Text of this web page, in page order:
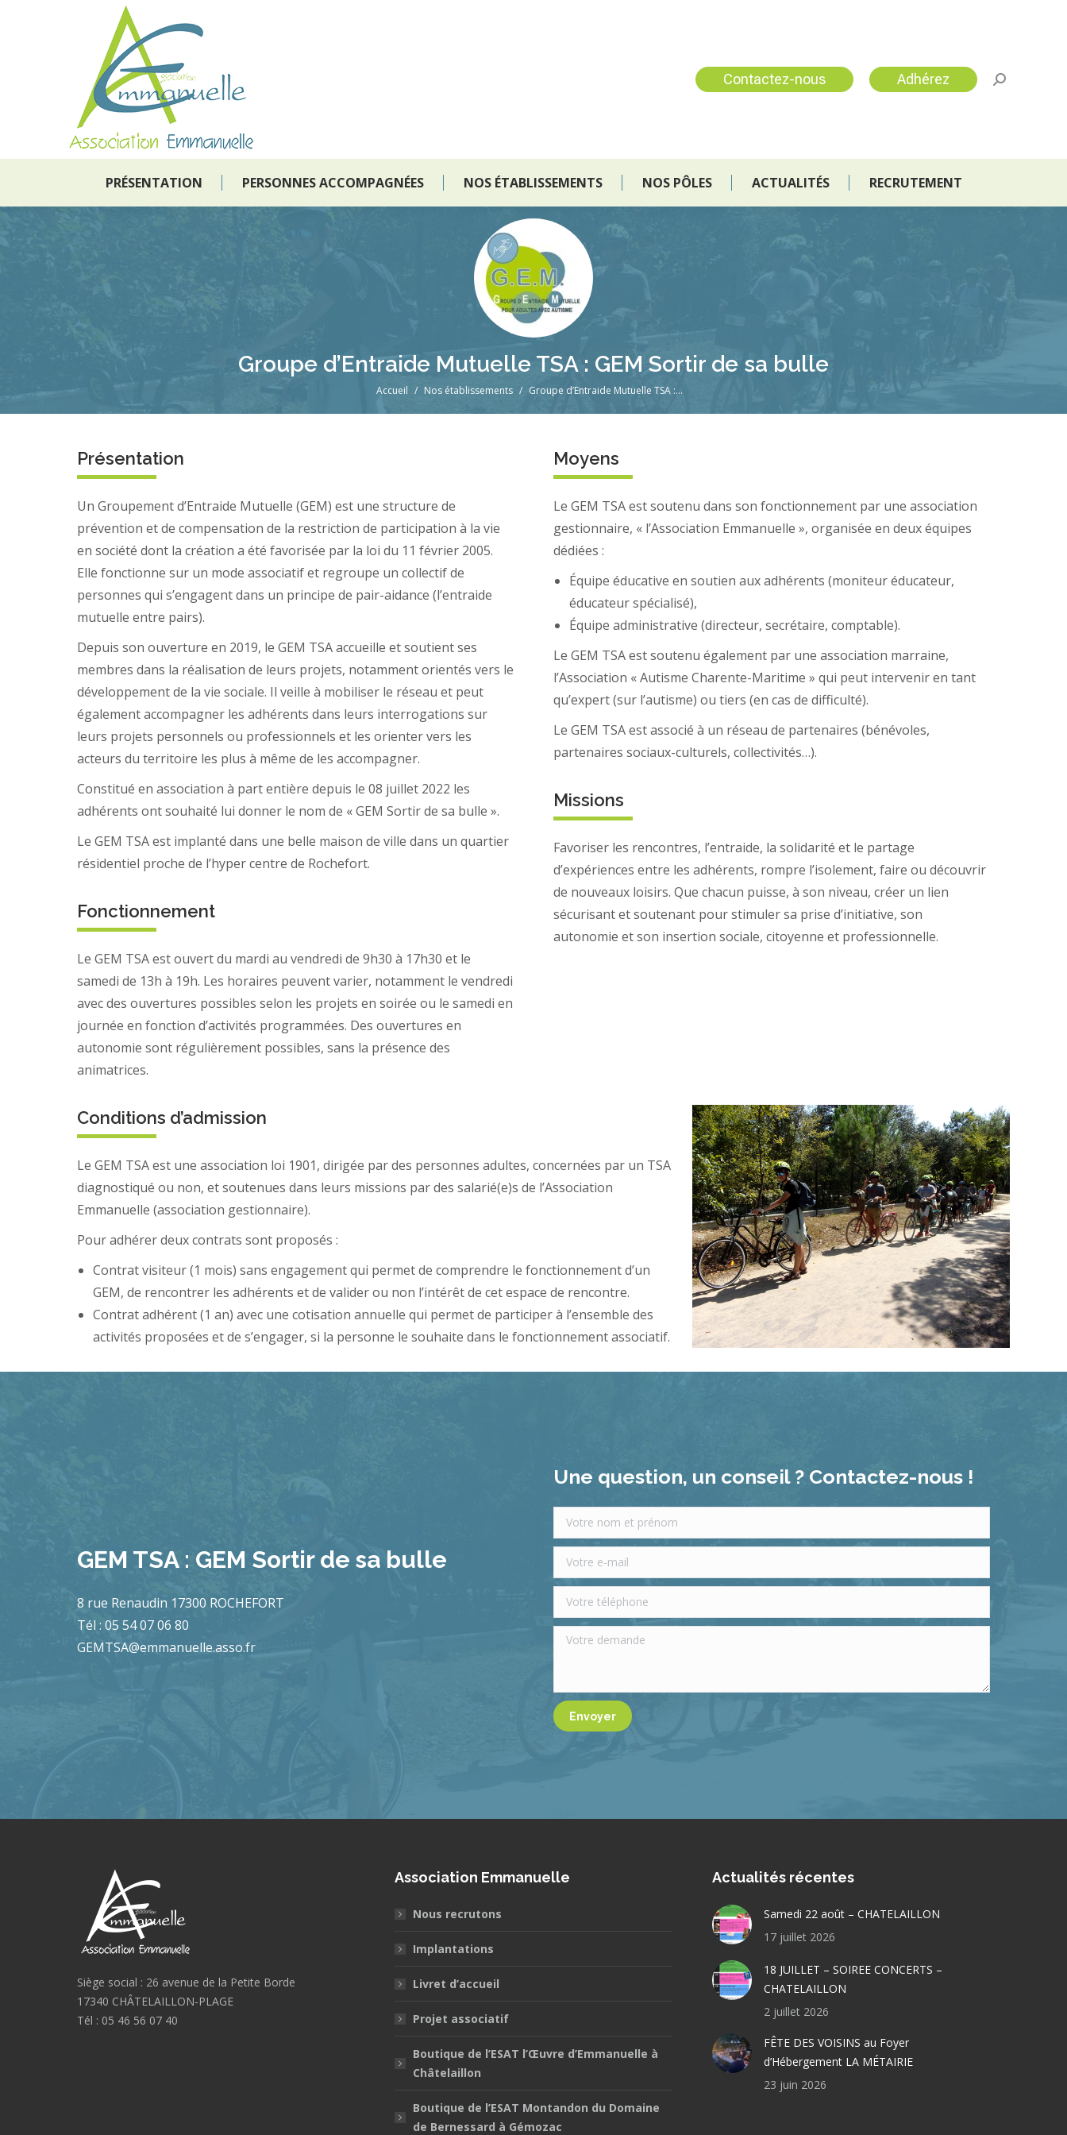
Contactez-nous Adhérez
PRÉSENTATION PERSONNES ACCOMPAGNÉES NOS ÉTABLISSEMENTS NOS PÔLES ACTUALITÉS RECRUTEMENT
Groupe d’Entraide Mutuelle TSA : GEM Sortir de sa bulle
Vous êtes ici :
Accueil Nos établissements Groupe d’Entraide Mutuelle TSA :…
Présentation
Un Groupement d’Entraide Mutuelle (GEM) est une structure de
prévention et de compensation de la restriction de participation à la vie
en société dont la création a été favorisée par la loi du 11 février 2005.
Elle fonctionne sur un mode associatif et regroupe un collectif de
personnes qui s’engagent dans un principe de pair-aidance (l’entraide
mutuelle entre pairs).
Depuis son ouverture en 2019, le GEM TSA accueille et soutient ses
membres dans la réalisation de leurs projets, notamment orientés vers le
développement de la vie sociale. Il veille à mobiliser le réseau et peut
également accompagner les adhérents dans leurs interrogations sur
leurs projets personnels ou professionnels et les orienter vers les
acteurs du territoire les plus à même de les accompagner.
Constitué en association à part entière depuis le 08 juillet 2022 les
adhérents ont souhaité lui donner le nom de « GEM Sortir de sa bulle ».
Le GEM TSA est implanté dans une belle maison de ville dans un quartier
résidentiel proche de l’hyper centre de Rochefort.
Fonctionnement
Le GEM TSA est ouvert du mardi au vendredi de 9h30 à 17h30 et le
samedi de 13h à 19h. Les horaires peuvent varier, notamment le vendredi
avec des ouvertures possibles selon les projets en soirée ou le samedi en
journée en fonction d’activités programmées. Des ouvertures en
autonomie sont régulièrement possibles, sans la présence des
animatrices.
Moyens
Le GEM TSA est soutenu dans son fonctionnement par une association
gestionnaire, « l’Association Emmanuelle », organisée en deux équipes
dédiées :
Équipe éducative en soutien aux adhérents (moniteur éducateur,
éducateur spécialisé),
Équipe administrative (directeur, secrétaire, comptable).
Le GEM TSA est soutenu également par une association marraine,
l’Association « Autisme Charente-Maritime » qui peut intervenir en tant
qu’expert (sur l’autisme) ou tiers (en cas de difficulté).
Le GEM TSA est associé à un réseau de partenaires (bénévoles,
partenaires sociaux-culturels, collectivités…).
Missions
Favoriser les rencontres, l’entraide, la solidarité et le partage
d’expériences entre les adhérents, rompre l’isolement, faire ou découvrir
de nouveaux loisirs. Que chacun puisse, à son niveau, créer un lien
sécurisant et soutenant pour stimuler sa prise d’initiative, son
autonomie et son insertion sociale, citoyenne et professionnelle.
Conditions d’admission
Le GEM TSA est une association loi 1901, dirigée par des personnes adultes, concernées par un TSA
diagnostiqué ou non, et soutenues dans leurs missions par des salarié(e)s de l’Association
Emmanuelle (association gestionnaire).
Pour adhérer deux contrats sont proposés :
Contrat visiteur (1 mois) sans engagement qui permet de comprendre le fonctionnement d’un
GEM, de rencontrer les adhérents et de valider ou non l’intérêt de cet espace de rencontre.
Contrat adhérent (1 an) avec une cotisation annuelle qui permet de participer à l’ensemble des
activités proposées et de s’engager, si la personne le souhaite dans le fonctionnement associatif.
GEM TSA : GEM Sortir de sa bulle
8 rue Renaudin 17300 ROCHEFORT
Tél : 05 54 07 06 80
GEMTSA@emmanuelle.asso.fr
Une question, un conseil ? Contactez-nous !
Siège social : 26 avenue de la Petite Borde
17340 CHÂTELAILLON-PLAGE
Tél : 05 46 56 07 40
Association Emmanuelle
Nous recrutons
Implantations
Livret d’accueil
Projet associatif
Boutique de l’ESAT l’Œuvre d’Emmanuelle à
Châtelaillon
Boutique de l’ESAT Montandon du Domaine
de Bernessard à Gémozac
Actualités récentes
Samedi 22 août – CHATELAILLON
17 juillet 2026
18 JUILLET – SOIREE CONCERTS –
CHATELAILLON
2 juillet 2026
FÊTE DES VOISINS au Foyer
d’Hébergement LA MÉTAIRIE
23 juin 2026
PRÉSENTATION